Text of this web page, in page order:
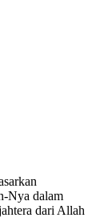
Nya dalam
dari Allah